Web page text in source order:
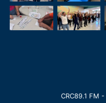
CRC89.1 FM